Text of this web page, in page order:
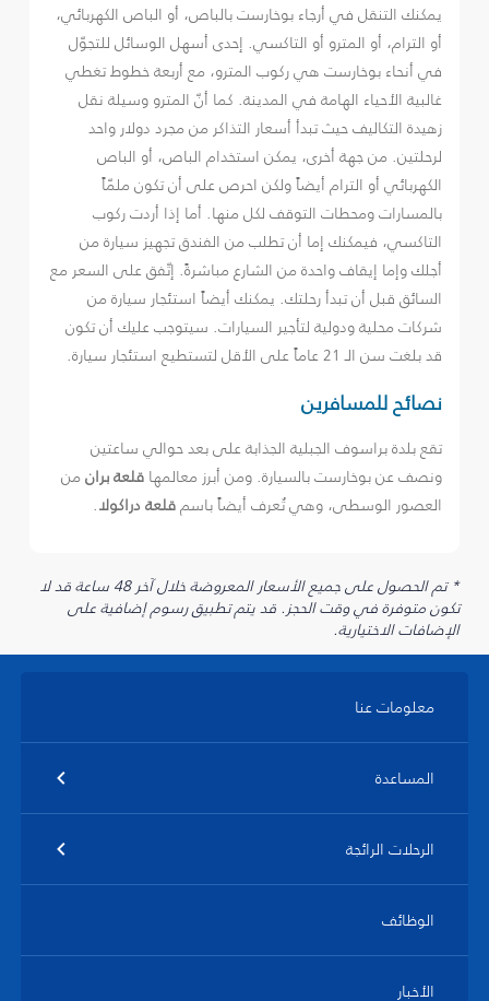
يمكنك التنقل في أرجاء بوخارست بالباص، أو الباص الكهربائي،
أو الترام، أو المترو أو التاكسي. إحدى أسهل الوسائل للتجوّل
في أنحاء بوخارست هي ركوب المترو، مع أربعة خطوط تغطي
غالبية الأحياء الهامة في المدينة. كما أنّ المترو وسيلة نقل
زهيدة التكاليف حيث تبدأ أسعار التذاكر من مجرد دولار واحد
لرحلتين. من جهة أخرى، يمكن استخدام الباص، أو الباص
الكهربائي أو الترام أيضاً ولكن احرص على أن تكون ملمّاً
بالمسارات ومحطات التوقف لكل منها. أما إذا أردت ركوب
التاكسي، فيمكنك إما أن تطلب من الفندق تجهيز سيارة من
أجلك وإما إيقاف واحدة من الشارع مباشرةً. إتّفق على السعر مع
السائق قبل أن تبدأ رحلتك. يمكنك أيضاً استئجار سيارة من
شركات محلية ودولية لتأجير السيارات. سيتوجب عليك أن تكون
قد بلغت سن الـ 21 عاماً على الأقل لتستطيع استئجار سيارة.
نصائح للمسافرين
تقع بلدة براسوف الجبلية الجذابة على بعد حوالي ساعتين
ونصف عن بوخارست بالسيارة. ومن أبرز معالمها قلعة برانمن
العصور الوسطى، وهي تُعرف أيضاً باسمقلعة دراكولا.
* تم الحصول على جميع الأسعار المعروضة خلال آخر 48 ساعة قد لا
تكون متوفرة في وقت الحجز. قد يتم تطبيق رسوم إضافية على
الإضافات الاختيارية.
معلومات عنا
المساعدة
الرحلات الرائجة
الوظائف
الأخبار